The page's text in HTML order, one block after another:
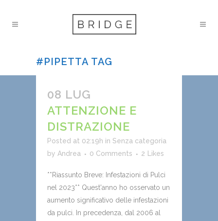
#PIPETTA TAG
08 LUG
ATTENZIONE E
DISTRAZIONE
Posted at 02:19h in Senza categoria
by Andrea 0 Comments 2 Likes
**Riassunto Breve: Infestazioni di Pulci
nel 2023** Quest'anno ho osservato un
aumento significativo delle infestazioni
da pulci. In precedenza, dal 2006 al